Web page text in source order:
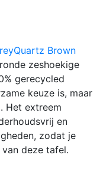
Quartz Brown
zeshoekige
gerecycled
keuze is, maar
Het extreem
en
zodat je
deze tafel.